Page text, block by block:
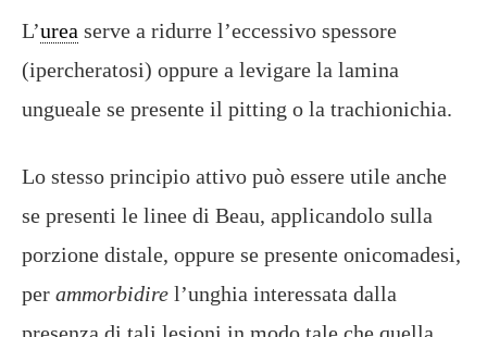
L’urea serve a ridurre l’eccessivo spessore
(ipercheratosi) oppure a levigare la lamina
ungueale se presente il pitting o la trachionichia.
Lo stesso principio attivo può essere utile anche
se presenti le linee di Beau, applicandolo sulla
porzione distale, oppure se presente onicomadesi,
per ammorbidire l’unghia interessata dalla